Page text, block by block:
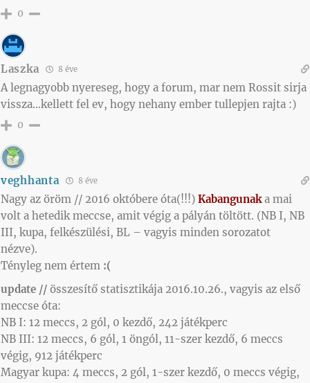
0
Laszka 8 éve
A legnagyobb nyereseg, hogy a forum, mar nem Rossit sirja
vissza…kellett fel ev, hogy nehany ember tullepjen rajta :)
0
veghhanta 8 éve
Nagy az öröm // 2016 októbere óta(!!!) Kabangunaka mai
volt a hetedik meccse, amit végig a pályán töltött. (NB I, NB
III, kupa, felkészülési, BL – vagyis minden sorozatot
nézve).
Tényleg nem értem :(
update // összesítő statisztikája 2016.10.26., vagyis az első
meccse óta:
NB I: 12 meccs, 2 gól, 0 kezdő, 242 játékperc
NB III: 12 meccs, 6 gól, 1 öngól, 11-szer kezdő, 6 meccs
végig, 912 játékperc
Magyar kupa: 4 meccs, 2 gól, 1-szer kezdő, 0 meccs végig,